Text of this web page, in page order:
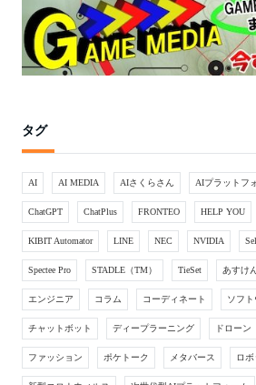
タグ
AI AI MEDIA AIさくらさん AIプラットフ
ChatGPT ChatPlus FRONTEO HELP YOU
KIBIT Automator LINE NEC NVIDIA
Spectee Pro STADLE（TM） TieSet あすけ
エンジニア コラム コーディネート ソフト
チャットボット ディープラーニング ドローン
ファッション ポケトーク メタバース ロボ